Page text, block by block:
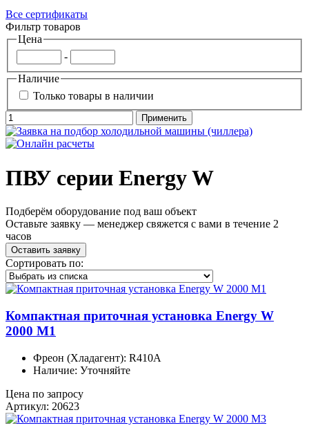
Все сертификаты
Фильтр товаров
Цена
-
Наличие
Только товары в наличии
ПВУ серии Energy W
Подберём оборудование под ваш объект
Оставьте заявку — менеджер свяжется с вами в течение 2
часов
Оставить заявку
Сортировать по:
Компактная приточная установка Energy W
2000 M1
Фреон (Хладагент): R410A
Наличие: Уточняйте
Цена по запросу
Артикул: 20623